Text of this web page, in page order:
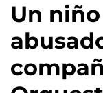
Un